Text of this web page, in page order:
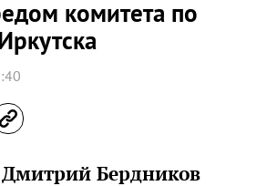
комитета по
Дмитрий Бердников